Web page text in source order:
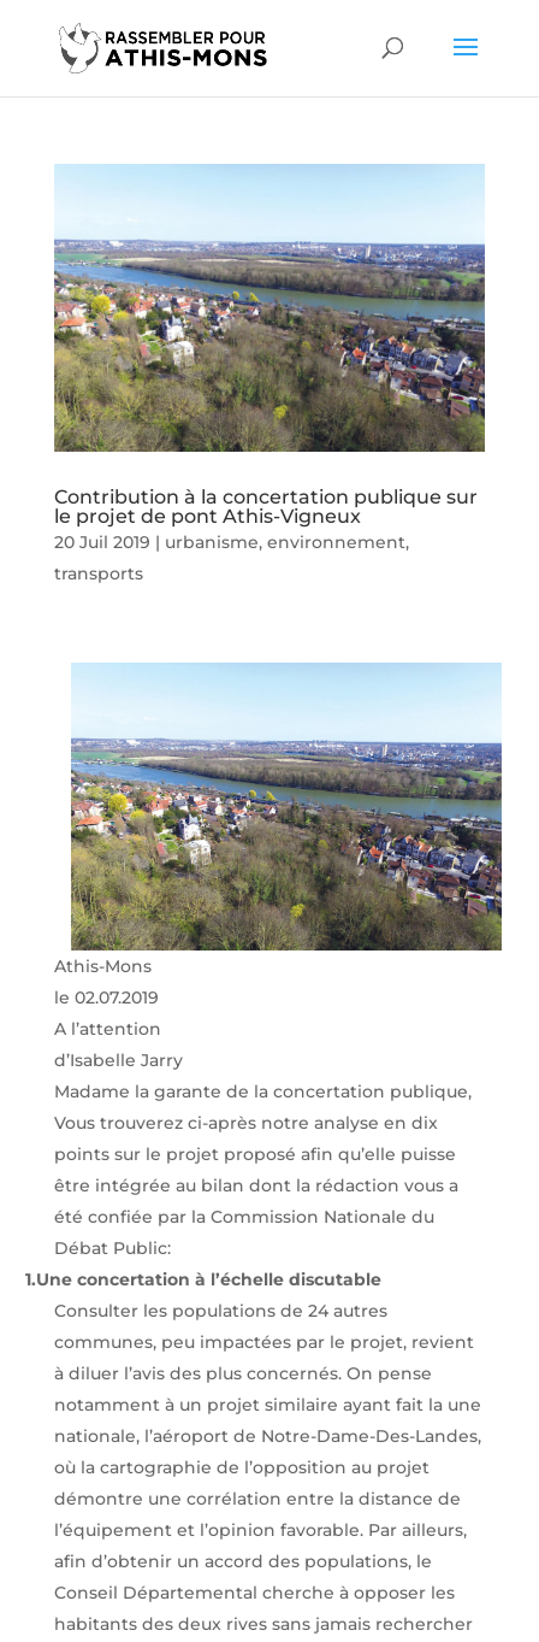
Contribution à la concertation publique sur
le projet de pont Athis-Vigneux
20 Juil 2019 | urbanisme, environnement,
transports
Athis-Mons
le 02.07.2019
A l’attention
d’Isabelle Jarry
Madame la garante de la concertation publique,
Vous trouverez ci-après notre analyse en dix
points sur le projet proposé afin qu’elle puisse
être intégrée au bilan dont la rédaction vous a
été confiée par la Commission Nationale du
Débat Public:
1.Une concertation à l’échelle discutable
Consulter les populations de 24 autres
communes, peu impactées par le projet, revient
à diluer l’avis des plus concernés. On pense
notamment à un projet similaire ayant fait la une
nationale, l’aéroport de Notre-Dame-Des-Landes,
où la cartographie de l’opposition au projet
démontre une corrélation entre la distance de
l’équipement et l’opinion favorable. Par ailleurs,
afin d’obtenir un accord des populations, le
Conseil Départemental cherche à opposer les
habitants des deux rives sans jamais rechercher